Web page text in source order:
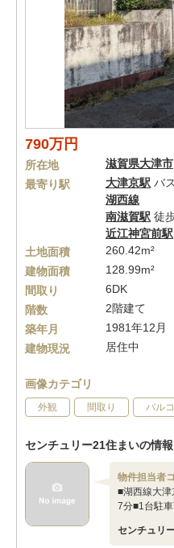
790万円
所在地 滋賀県大津市
最寄り駅
大津京駅 バ
湖西線
南滋賀駅 徒
近江神宮前駅
土地面積
260.42m²
建物面積
128.99m²
間取り
6DK
階数
2階建て
築年月
1981年12月
建物現況
居住中
画像カテゴリ
外観 間取り バル
センチュリー21住まいの情
物件担当者
■湖西線大
7分■1台駐
センチュリ